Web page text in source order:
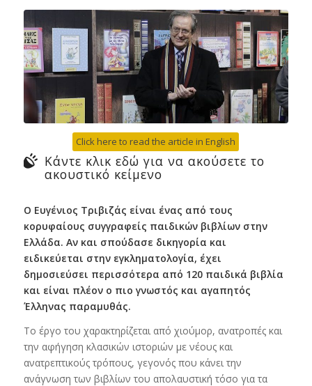
Click here to read the article in English
Κάντε κλικ εδώ για να ακούσετε το
ακουστικό κείμενο
Ο Ευγένιος Τριβιζάς είναι ένας από τους
κορυφαίους συγγραφείς παιδικών βιβλίων στην
Ελλάδα. Αν και σπούδασε δικηγορία και
ειδικεύεται στην εγκληματολογία, έχει
δημοσιεύσει περισσότερα από 120 παιδικά βιβλία
και είναι πλέον ο πιο γνωστός και αγαπητός
Έλληνας παραμυθάς.
Το έργο του χαρακτηρίζεται από χιούμορ, ανατροπές και
την αφήγηση κλασικών ιστοριών με νέους και
ανατρεπτικούς τρόπους, γεγονός που κάνει την
ανάγνωση των βιβλίων του απολαυστική τόσο για τα